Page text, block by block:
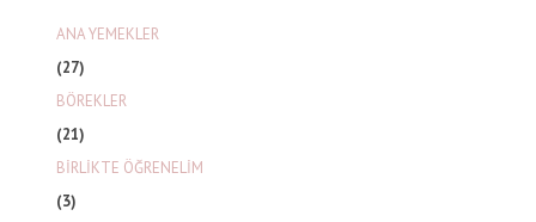
ANA YEMEKLER
(27)
BÖREKLER
(21)
BİRLİKTE ÖĞRENELİM
(3)